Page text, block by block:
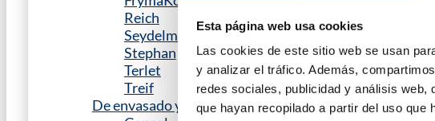
Esta página web usa cookies
Las cookies de este sitio web se usan
y analizar el tráfico. Además,
redes sociales, publicidad y análisis web,
que hayan recopilado a partir del uso que
Reich
Seydelmann
Stephan
Terlet
Treif
De envasado y final de línea